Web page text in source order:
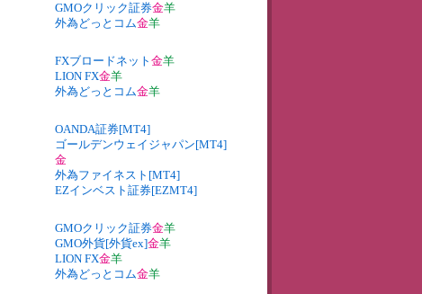
GMOクリック証券金羊
外為どっとコム金羊
FXブロードネット 金羊
LION FX金羊
外為どっとコム金羊
OANDA証券[MT4]
ゴールデンウェイジャパン[MT4]
金
外為ファイネスト[MT4]
EZインベスト証券[EZMT4]
GMOクリック証券金羊
GMO外貨[外貨ex]金羊
LION FX金羊
外為どっとコム金羊